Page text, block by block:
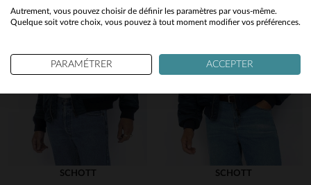
1
SCHOTT
SCHOTT
Yes
Autrement, vous pouvez choisir de définir les paramètres par vous-même.
Quelque soit votre choix, vous pouvez à tout moment modifier vos préférences.
PARAMÉTRER ACCEPTER